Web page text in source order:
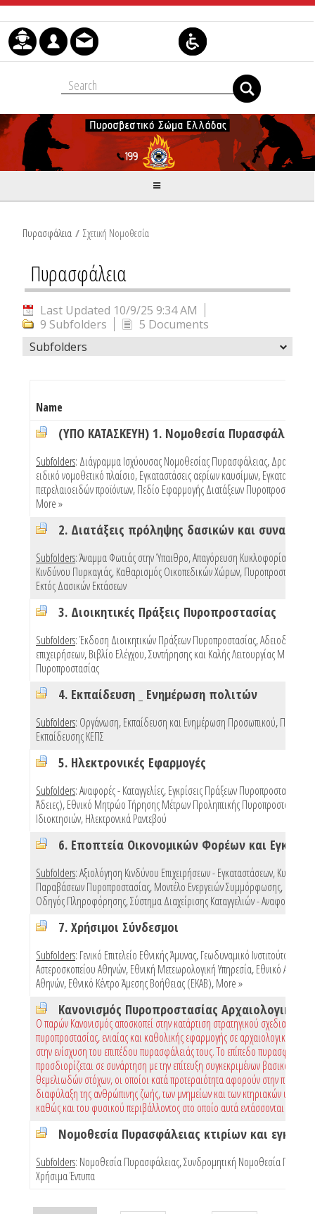
Skip to Content
Πυρασφάλεια / Σχετική Νομοθεσία
Πυρασφάλεια
Last Updated 10/9/25 9:34 AM
9 Subfolders
5 Documents
Subfolders
Name
(ΥΠΟ ΚΑΤΑΣΚΕΥΗ) 1. Νομοθεσία Πυρασφάλειας
Subfolders: Διάγραμμα Ισχύουσας Νομοθεσίας Πυρασφάλειας,
ειδικό νομοθετικό πλαίσιο,Εγκαταστάσεις αερίων καυσίμων,Εγκαταστάσεις
πετρελαιοειδών προϊόντων,Πεδίο Εφαρμογής Διατάξεων Πυροπροστασίας
More »
Subfolders:Άναμμα Φωτιάς στην Ύπαιθρο,Απαγόρευση Κυκλοφορίας Λόγω
Κινδύνου Πυρκαγιάς,Καθαρισμός Οικοπεδικών Χώρων,Πυροπροστασία
Εκτός Δασικών Εκτάσεων
3. Διοικητικές Πράξεις Πυροπροστασίας
Subfolders:Έκδοση Διοικητικών Πράξεων Πυροπροστασίας,Αδειοδότηση
επιχειρήσεων,Βιβλίο Ελέγχου, Συντήρησης και Καλής Λειτουργίας Μέσων
Πυροπροστασίας
4. Εκπαίδευση _ Ενημέρωση πολιτών
Subfolders: Οργάνωση, Εκπαίδευση και Ενημέρωση Προσωπικού,
Εκπαίδευσης ΚΕΠΣ
5. Ηλεκτρονικές Εφαρμογές
Subfolders:Αναφορές - Καταγγελίες,Εγκρίσεις Πράξεων Πυροπροστασίας
Άδειες),Εθνικό Μητρώο Τήρησης Μέτρων Προληπτικής Πυροπροστασίας
Ιδιοκτησιών,Ηλεκτρονικά Ραντεβού
Subfolders:Αξιολόγηση Κινδύνου Επιχειρήσεων - Εγκαταστάσεων,Κυρώσεις
Παραβάσεων Πυροπροστασίας,Μοντέλο Ενεργειών Συμμόρφωσης,
Οδηγός Πληροφόρησης,Σύστημα Διαχείρισης Καταγγελιών - Αναφορών
7. Χρήσιμοι Σύνδεσμοι
Subfolders: Γενικό Επιτελείο Εθνικής Άμυνας,Γεωδυναμικό Ινστιτούτο
Αστεροσκοπείου Αθηνών,Εθνική Μετεωρολογική Υπηρεσία,Εθνικό
Αθηνών,Εθνικό Κέντρο Άμεσης Βοήθειας (ΕΚΑΒ),More »
Ο παρών Κανονισμός αποσκοπεί στην κατάρτιση στρατηγικού σχεδιασμού
πυροπροστασίας, ενιαίας και καθολικής εφαρμογής σε αρχαιολογικούς
στην ενίσχυση του επιπέδου πυρασφάλειάς τους. Το επίπεδο πυρασφάλειας
προσδιορίζεται σε συνάρτηση με την επίτευξη συγκεκριμένων βασικών και
θεμελιωδών στόχων, οι οποίοι κατά προτεραιότητα αφορούν στην
διαφύλαξη της ανθρώπινης ζωής, των μνημείων και των κτηριακών
καθώς και του φυσικού περιβάλλοντος στο οποίο αυτά εντάσσονται
Subfolders: Νομοθεσία Πυρασφάλειας,Συνδρομητική Νομοθεσία
Χρήσιμα Έντυπα